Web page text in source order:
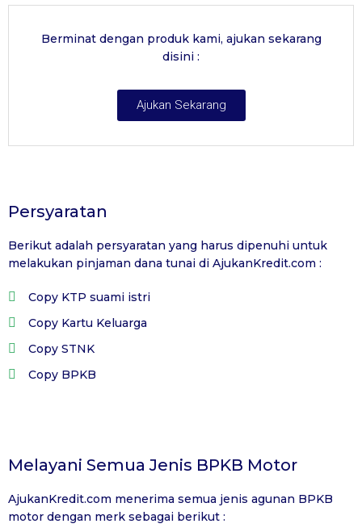
Berminat dengan produk kami, ajukan sekarang
disini :
Ajukan Sekarang
Persyaratan
Berikut adalah persyaratan yang harus dipenuhi untuk
melakukan pinjaman dana tunai di AjukanKredit.com :
Copy KTP suami istri
Copy Kartu Keluarga
Copy STNK
Copy BPKB
Melayani Semua Jenis BPKB Motor
AjukanKredit.com menerima semua jenis agunan BPKB
motor dengan merk sebagai berikut :